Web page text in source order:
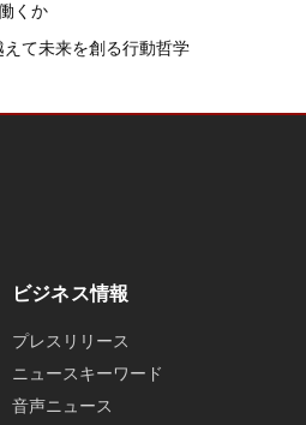
くか
えて未来を創る行動哲学
ビジネス情報
プレスリリース
ニュースキーワード
音声ニュース